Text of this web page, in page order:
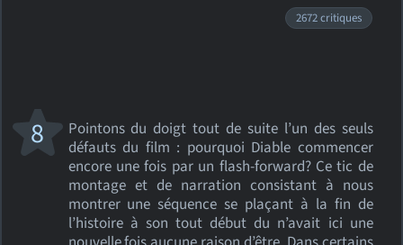
2672 critiques
Pointons du doigt tout de suite l’un des seuls
défauts du film : pourquoi Diable commencer
encore une fois par un flash-forward? Ce tic de
montage et de narration consistant à nous
montrer une séquence se plaçant à la fin de
l’histoire à son tout début du n’avait ici une
8